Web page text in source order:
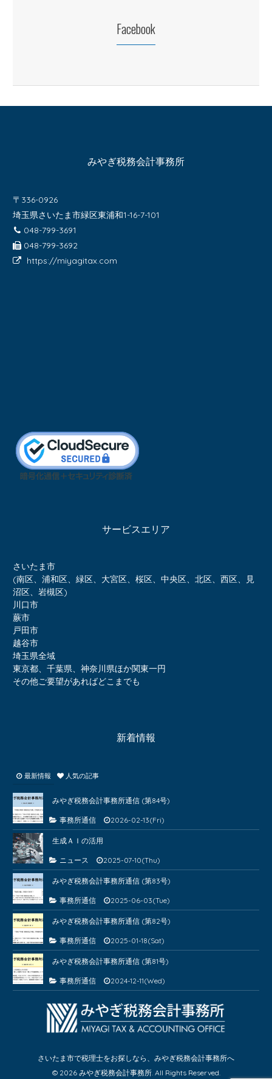
Facebook
みやぎ税務会計事務所
〒336-0926
埼玉県さいたま市緑区東浦和1-16-7-101
048-799-3691
048-799-3692
https://miyagitax.com
サービスエリア
さいたま市
(南区、浦和区、緑区、大宮区、桜区、中央区、北区、西区、見
沼区、岩槻区)
川口市
蕨市
戸田市
越谷市
埼玉県全域
東京都、千葉県、神奈川県ほか関東一円
その他ご要望があればどこまでも
新着情報
最新情報 人気の記事
みやぎ税務会計事務所通信 (第84号)
事務所通信 2026-02-13(Fri)
生成ＡＩの活用
ニュース 2025-07-10(Thu)
みやぎ税務会計事務所通信 (第83号)
事務所通信 2025-06-03(Tue)
みやぎ税務会計事務所通信 (第82号)
事務所通信 2025-01-18(Sat)
みやぎ税務会計事務所通信 (第81号)
事務所通信 2024-12-11(Wed)
さいたま市で税理士をお探しなら、みやぎ税務会計事務所へ
© 2026 みやぎ税務会計事務所. All Rights Reserved.